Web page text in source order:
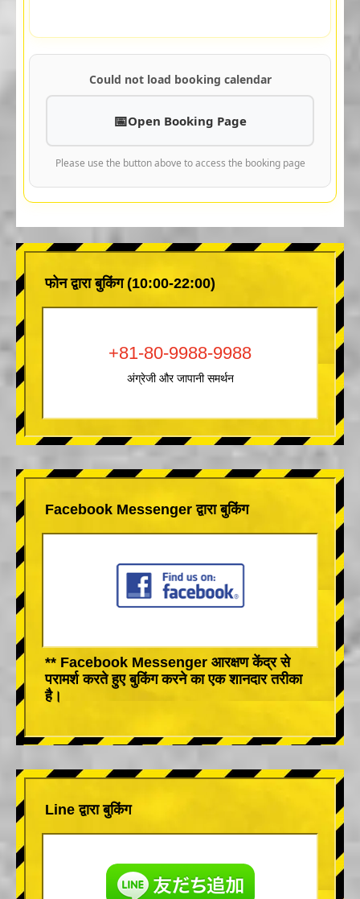
Could not load booking calendar
Open Booking Page
Please use the button above to access the booking page
फोन द्वारा बुकिंग (10:00-22:00)
+81-80-9988-9988
अंग्रेजी और जापानी समर्थन
Facebook Messenger द्वारा बुकिंग
** Facebook Messenger आरक्षण केंद्र से
परामर्श करते हुए बुकिंग करने का एक शानदार तरीका
है।
Line द्वारा बुकिंग